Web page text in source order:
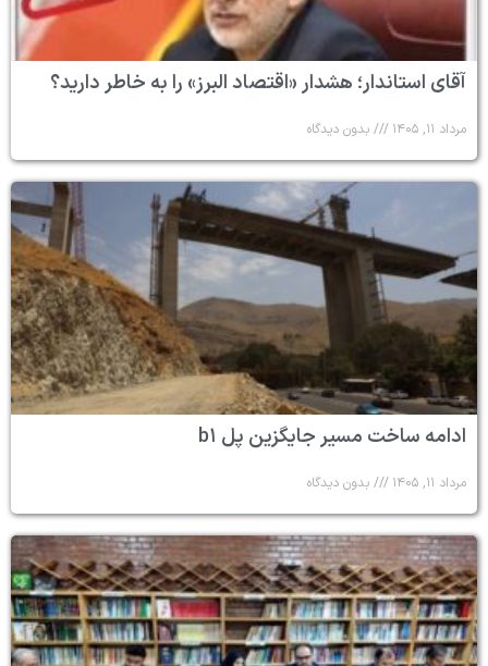
آقای استاندار؛ هشدار «اقتصاد البرز» را به خاطر دارید؟
مرداد ۱۱, ۱۴۰۵ بدون دیدگاه
ادامه ساخت مسیر جایگزین پل b۱
مرداد ۱۱, ۱۴۰۵ بدون دیدگاه